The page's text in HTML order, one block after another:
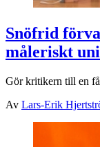
Snöfrid
måleriskt
Gör kritikern till en
Av Lars-Erik